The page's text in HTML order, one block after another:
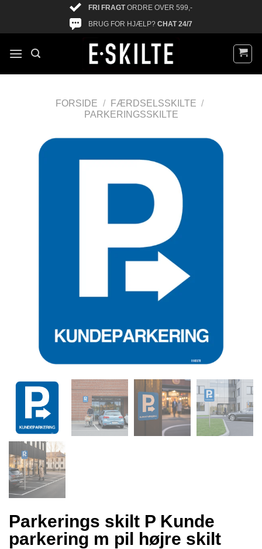
FRI FRAGTORDRE OVER 599,-
BRUG FOR HJÆLP? CHAT 24/7
FORSIDE / FÆRDSELSSKILTE /
PARKERINGSSKILTE
Parkerings skilt P Kunde
parkering m pil højre skilt